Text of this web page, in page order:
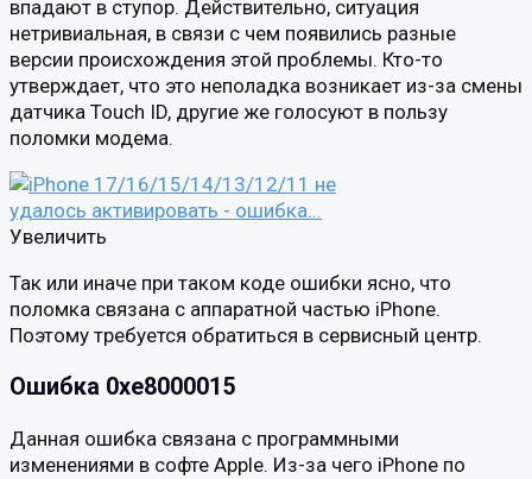
впадают в ступор. Действительно, ситуация
нетривиальная, в связи с чем появились разные
версии происхождения этой проблемы. Кто-то
утверждает, что это неполадка возникает из-за смены
датчика Touch ID, другие же голосуют в пользу
поломки модема.
Увеличить
Так или иначе при таком коде ошибки ясно, что
поломка связана с аппаратной частью iPhone.
Поэтому требуется обратиться в сервисный центр.
Ошибка 0xe8000015
Данная ошибка связана с программными
изменениями в софте Apple. Из-за чего iPhone по